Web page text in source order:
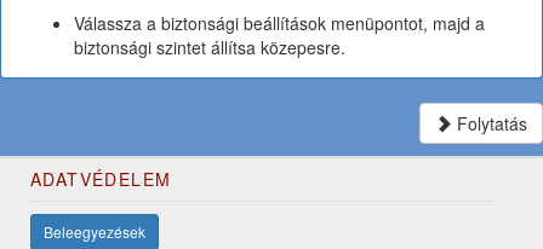
Válassza a biztonsági beállítások menüpontot, majd a
biztonsági szintet állítsa közepesre.
Folytatás
ADATVÉDELEM
Beleegyezések